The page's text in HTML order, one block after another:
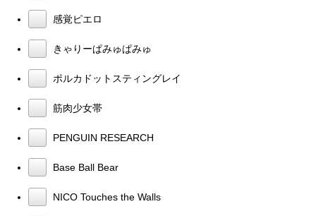
感覚ピエロ
きゃりーぱみゅぱみゅ
ポルカドットスティングレイ
筋肉少女帯
PENGUIN RESEARCH
Base Ball Bear
NICO Touches the Walls